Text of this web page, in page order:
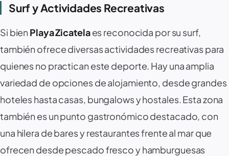
Surf y Actividades Recreativas ‍️
Si bienPlaya Zicatelaes reconocida por su surf,
también ofrece diversas actividades recreativas para
quienes no practican este deporte. Hay una amplia
variedad de opciones de alojamiento, desde grandes
hoteles hasta casas, bungalows y hostales. Esta zona
también es un punto gastronómico destacado, con
una hilera de bares y restaurantes frente al mar que
ofrecen desde pescado fresco y hamburguesas